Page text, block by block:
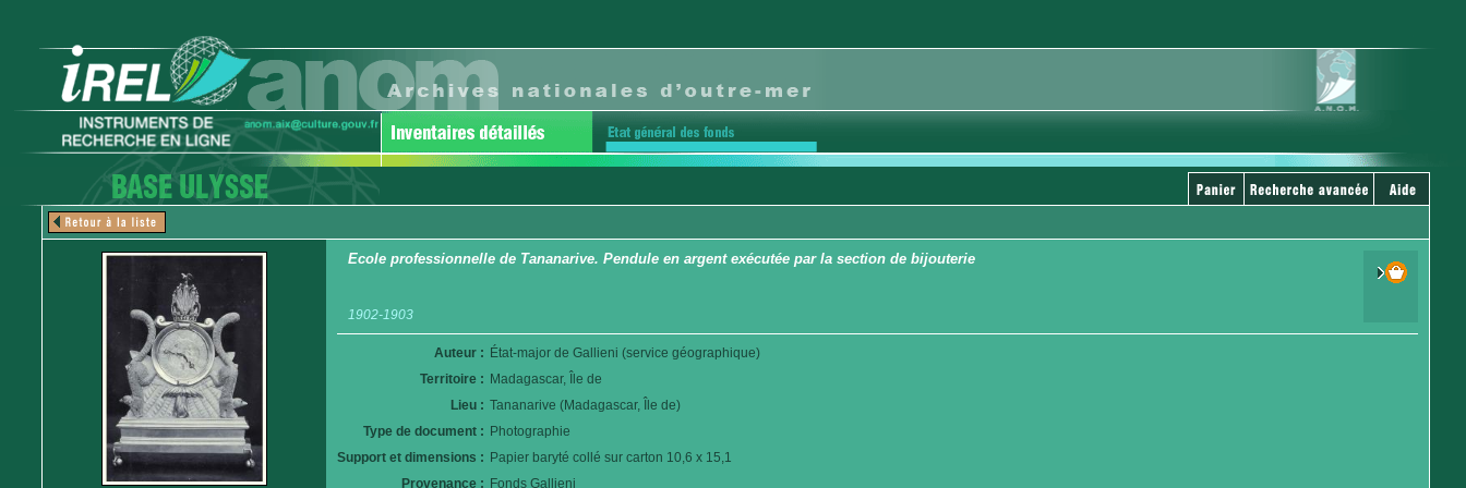
Ecole professionnelle de Tananarive. Pendule en argent exécutée par la section de bijouterie
1902-1903
Auteur : État-major de Gallieni (service géographique)
Territoire : Madagascar, Île de
Lieu : Tananarive (Madagascar, Île de)
Type de document : Photographie
Support et dimensions : Papier baryté collé sur carton 10,6 x 15,1
Provenance : Fonds Gallieni